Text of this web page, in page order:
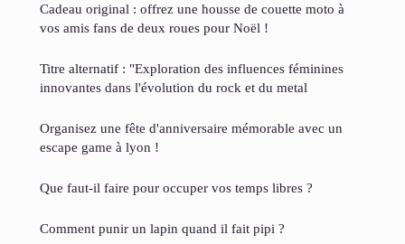
Cadeau original : offrez une housse de couette moto à
vos amis fans de deux roues pour Noël !
Titre alternatif : "Exploration des influences féminines
innovantes dans l'évolution du rock et du metal
Organisez une fête d'anniversaire mémorable avec un
escape game à lyon !
Que faut-il faire pour occuper vos temps libres ?
Comment punir un lapin quand il fait pipi ?